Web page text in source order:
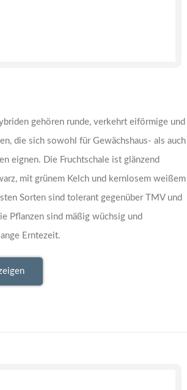
gehören runde, verkehrt eiförmige und
die sich sowohl für Gewächshaus- als auch
eignen. Die Fruchtschale ist glänzend
mit grünem Kelch und kernlosem weißem
Sorten sind tolerant gegenüber TMV und
Pflanzen sind mäßig wüchsig und
Erntezeit.